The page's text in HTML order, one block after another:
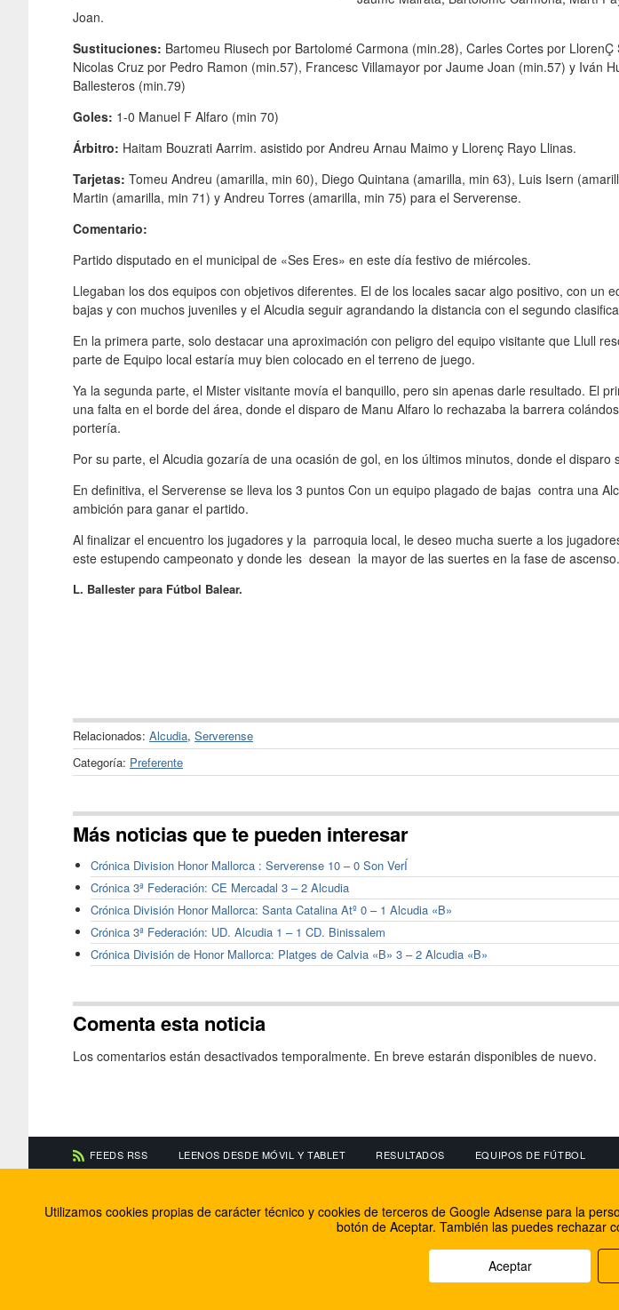
Joan.
Sustituciones: Bartomeu Riusech por Bartolomé Carmona (min.28), Carles Cortes por LlorenÇ
Nicolas Cruz por Pedro Ramon (min.57), Francesc Villamayor por Jaume Joan (min.57) y Iván
Ballesteros (min.79)
Goles: 1-0 Manuel F Alfaro (min 70)
Árbitro: Haitam Bouzrati Aarrim. asistido por Andreu Arnau Maimo y Llorenç Rayo Llinas.
Tarjetas: Tomeu Andreu (amarilla, min 60), Diego Quintana (amarilla, min 63), Luis Isern
Martin (amarilla, min 71) y Andreu Torres (amarilla, min 75) para el Serverense.
Comentario:
Partido disputado en el municipal de «Ses Eres» en este día festivo de miércoles.
Llegaban los dos equipos con objetivos diferentes. El de los locales sacar algo positivo, con un
bajas y con muchos juveniles y el Alcudia seguir agrandando la distancia con el segundo
En la primera parte, solo destacar una aproximación con peligro del equipo visitante que Llull
parte de Equipo local estaría muy bien colocado en el terreno de juego.
Ya la segunda parte, el Mister visitante movía el banquillo, pero sin apenas darle resultado. El
una falta en el borde del área, donde el disparo de Manu Alfaro lo rechazaba la barrera
portería.
Por su parte, el Alcudia gozaría de una ocasión de gol, en los últimos minutos, donde el disparo
En definitiva, el Serverense se lleva los 3 puntos Con un equipo plagado de bajas contra una
ambición para ganar el partido.
Al finalizar el encuentro los jugadores y la parroquia local, le deseo mucha suerte a los
este estupendo campeonato y donde les desean la mayor de las suertes en la fase de ascenso.
L. Ballester para Fútbol Balear.
Relacionados: Alcudia, Serverense
Categoría: Preferente
Más noticias que te pueden interesar
Crónica Division Honor Mallorca : Serverense 10 – 0 Son VerÍ
Crónica 3ª Federación: CE Mercadal 3 – 2 Alcudia
Crónica División Honor Mallorca: Santa Catalina Atº 0 – 1 Alcudia «B»
Crónica 3ª Federación: UD. Alcudia 1 – 1 CD. Binissalem
Crónica División de Honor Mallorca: Platges de Calvia «B» 3 – 2 Alcudia «B»
Comenta esta noticia
Los comentarios están desactivados temporalmente. En breve estarán disponibles de nuevo.
FEEDS RSS LEENOS DESDE MÓVIL Y TABLET RESULTADOS EQUIPOS DE FÚTBOL
Información de contacto
El equipo de FútbolBalear
Soluciones Corporativas IP
Facebook
Twitter
Utilizamos cookies propias de carácter técnico y cookies de terceros de Google Adsense para la
botón de Aceptar. También las puedes rechazar
Aceptar